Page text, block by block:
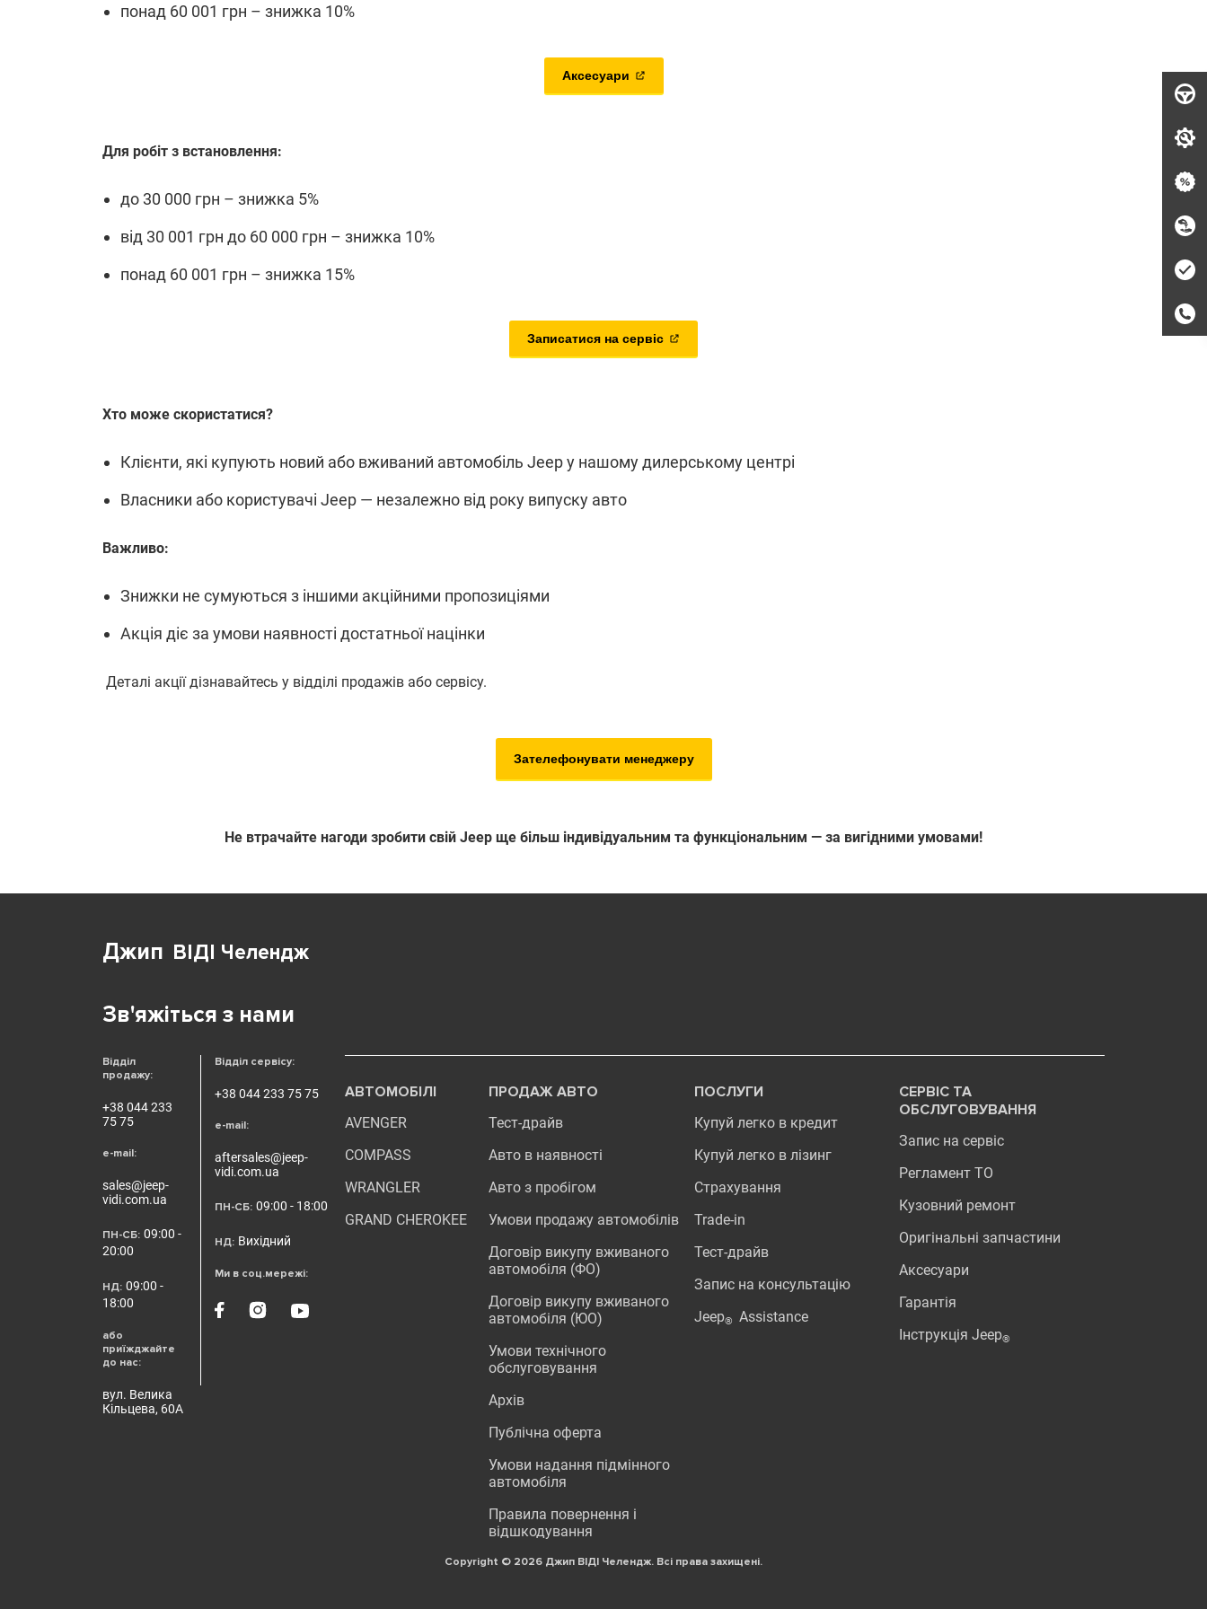
понад 60 001 грн – знижка 10%
Аксесуари
Для робіт з встановлення:
до 30 000 грн – знижка 5%
від 30 001 грн до 60 000 грн – знижка 10%
понад 60 001 грн – знижка 15%
Записатися на сервіс
Хто може скористатися?
Клієнти, які купують новий або вживаний автомобіль Jeep у нашому дилерському центрі
Власники або користувачі Jeep — незалежно від року випуску авто
Важливо:
Знижки не сумуються з іншими акційними пропозиціями
Акція діє за умови наявності достатньої націнки
Деталі акції дізнавайтесь у відділі продажів або сервісу.
Зателефонувати менеджеру
Не втрачайте нагоди зробити свій Jeep ще більш індивідуальним та функціональним — за вигідними умовами!
Джип ВІДІ Челендж
Зв'яжіться з нами
Відділ
продажу:
+38 044 233
75 75
e-mail:
sales@jeep-
vidi.com.ua
ПН-СБ: 09:00 -
20:00
НД: 09:00 -
18:00
або
приїжджайте
до нас:
вул. Велика
Кільцева, 60А
Відділ сервісу:
+38 044 233 75 75
e-mail:
aftersales@jeep-
vidi.com.ua
ПН-СБ: 09:00 - 18:00
НД: Вихідний
Ми в соц.мережі:
АВТОМОБІЛІ
AVENGER
COMPASS
WRANGLER
GRAND CHEROKEE
ПРОДАЖ АВТО
Тест-драйв
Авто в наявності
Авто з пробігом
Умови продажу автомобілів
Договір викупу вживаного
автомобіля (ФО)
Договір викупу вживаного
автомобіля (ЮО)
Умови технічного
обслуговування
Архів
Публічна оферта
Умови надання підмінного
автомобіля
Правила повернення і
відшкодування
ПОСЛУГИ
Купуй легко в кредит
Купуй легко в лізинг
Страхування
Trade-in
Тест-драйв
Запис на консультацію
Jeep® Assistance
СЕРВІС ТА
ОБСЛУГОВУВАННЯ
Запис на сервіс
Регламент ТО
Кузовний ремонт
Оригінальні запчастини
Аксесуари
Гарантія
Інструкція Jeep®
Copyright © 2026 Джип ВІДІ Челендж. Всі права захищені.